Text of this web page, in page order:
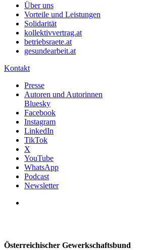
Über uns
Vorteile und Leistungen
Solidarität
kollektivvertrag.at
betriebsraete.at
gesundearbeit.at
Kontakt
Presse
Autoren und Autorinnen
Bluesky
Facebook
Instagram
LinkedIn
TikTok
X
YouTube
WhatsApp
Podcast
Newsletter
Österreichischer Gewerkschaftsbund